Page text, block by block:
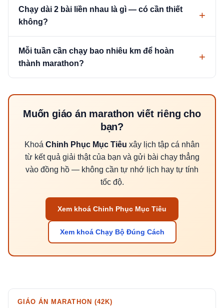
Chạy dài 2 bài liền nhau là gì — có cần thiết
không?
Mỗi tuần cần chạy bao nhiêu km để hoàn
thành marathon?
Muốn giáo án marathon viết riêng cho
bạn?
Khoá Chinh Phục Mục Tiêu xây lịch tập cá nhân
từ kết quả giải thật của bạn và gửi bài chạy thẳng
vào đồng hồ — không cần tự nhớ lịch hay tự tính
tốc độ.
Xem khoá Chinh Phục Mục Tiêu
Xem khoá Chạy Bộ Đúng Cách
GIÁO ÁN MARATHON (42K)